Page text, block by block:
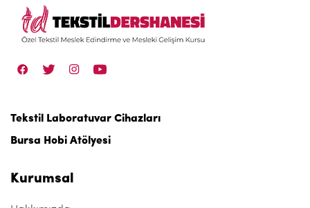
Tekstil Laboratuvar Cihazları
Bursa Hobi Atölyesi
Kurumsal